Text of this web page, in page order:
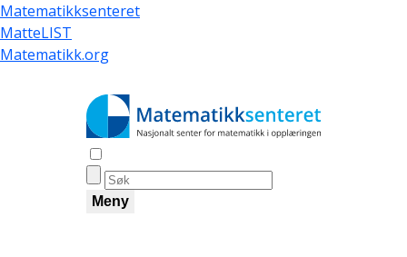
Skip
to
main
Matematikksenteret
MatteLIST
Matematikk.org
Meny